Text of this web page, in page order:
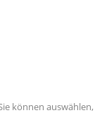
können auswählen,